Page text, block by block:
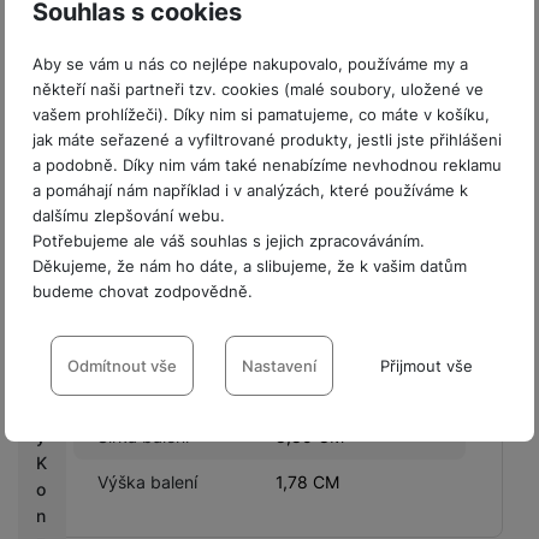
Souhlas s cookies
Aby se vám u nás co nejlépe nakupovalo, používáme my a
někteří naši partneři tzv. cookies (malé soubory, uložené ve
vašem prohlížeči). Díky nim si pamatujeme, co máte v košíku,
jak máte seřazené a vyfiltrované produkty, jestli jste přihlášeni
a podobně. Díky nim vám také nenabízíme nevhodnou reklamu
a pomáhají nám například i v analýzách, které používáme k
dalšímu zlepšování webu.
Potřebujeme ale váš souhlas s jejich zpracováváním.
Děkujeme, že nám ho dáte, a slibujeme, že k vašim datům
budeme chovat zodpovědně.
Nastavení souhlasů s kategoriemi
cookies
VŽDY AKTIVNÍ
Technické cookies umožňují váš průchod nákupním košíkem,
porovnávání produktů a další nezbytné funkce.
Preferenční a rozšířené funkce
Preferenční a rozšířené funkce
Odmítnout vše Nastavení Přijmout vše
s
C
a
s
h
b
a
c
k
G
K
o
n
KONSTRUKCE
Materiál TPU
Odolný Ano
BALENÍ
Hmotnost balení 71 g
Délka balení 19,66 CM
Výška balení 1,78 CM